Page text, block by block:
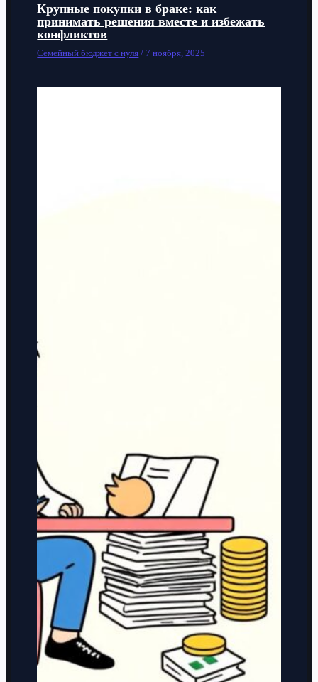
Крупные покупки в браке: как
принимать решения вместе и избежать
конфликтов
Семейный бюджет с нуля /7 ноября, 2025